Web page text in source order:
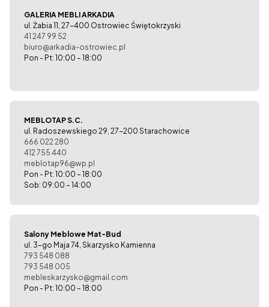
GALERIA MEBLI ARKADIA
ul. Żabia 11, 27-400 Ostrowiec Świętokrzyski
41 247 99 52
biuro@arkadia-ostrowiec.pl
Pon - Pt: 10:00 – 18:00
MEBLOTAP S.C.
ul. Radoszewskiego 29, 27-200 Starachowice
666 022 280
412 755 440
meblotap96@wp.pl
Pon - Pt: 10:00 – 18:00
Sob: 09:00 – 14:00
Salony Meblowe Mat-Bud
ul. 3-go Maja 74, Skarzysko Kamienna
793 548 088
793 548 005
mebleskarzysko@gmail.com
Pon - Pt: 10:00 – 18:00